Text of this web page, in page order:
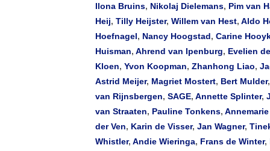
Ilona Bruins, Nikolaj Dielemans, Pim van
Heij, Tilly Heijster, Willem van Hest, Aldo
Hoefnagel, Nancy Hoogstad, Carine
Huisman, Ahrend van Ipenburg, Evelien
Kloen, Yvon Koopman, Zhanhong Liao,
Astrid Meijer, Magriet Mostert, Bert Mulder
van Rijnsbergen, SAGE, Annette Splinter,
van Straaten, Pauline Tonkens,
der Ven, Karin de Visser, Jan Wagner,
Whistler, Andie Wieringa, Frans de Winter,